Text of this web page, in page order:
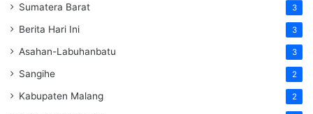
Sumatera Barat 3
Berita Hari Ini 3
Asahan-Labuhanbatu 3
Sangihe 2
Kabupaten Malang 2